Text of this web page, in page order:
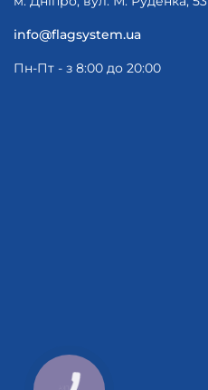
info@flagsystem.ua
Пн-Пт - з 8:00 до 20:00
КНОПКА